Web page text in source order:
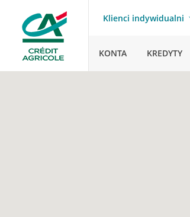
Klienci indywidualni
KONTA KREDYTY